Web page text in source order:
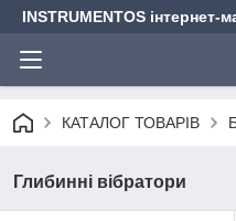
INSTRUMENTOS інтернет-
КАТАЛОГ ТОВАРІВ
Глибинні вібратори